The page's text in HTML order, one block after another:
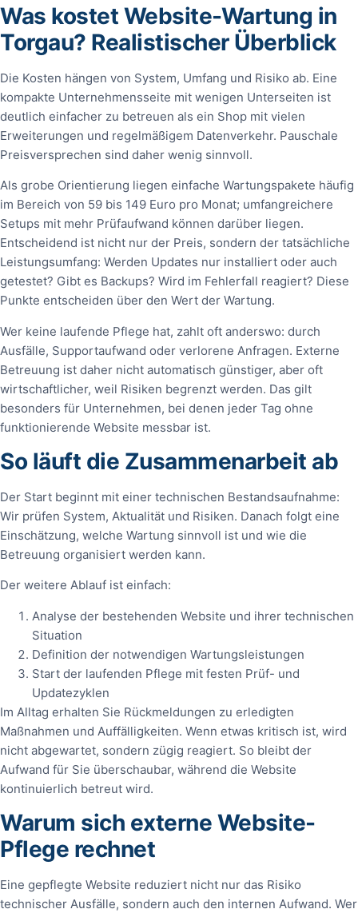
Was kostet Website-Wartung in
Torgau? Realistischer Überblick
Die Kosten hängen von System, Umfang und Risiko ab. Eine
kompakte Unternehmensseite mit wenigen Unterseiten ist
deutlich einfacher zu betreuen als ein Shop mit vielen
Erweiterungen und regelmäßigem Datenverkehr. Pauschale
Preisversprechen sind daher wenig sinnvoll.
Als grobe Orientierung liegen einfache Wartungspakete häufig
im Bereich von 59 bis 149 Euro pro Monat; umfangreichere
Setups mit mehr Prüfaufwand können darüber liegen.
Entscheidend ist nicht nur der Preis, sondern der tatsächliche
Leistungsumfang: Werden Updates nur installiert oder auch
getestet? Gibt es Backups? Wird im Fehlerfall reagiert? Diese
Punkte entscheiden über den Wert der Wartung.
Wer keine laufende Pflege hat, zahlt oft anderswo: durch
Ausfälle, Supportaufwand oder verlorene Anfragen. Externe
Betreuung ist daher nicht automatisch günstiger, aber oft
wirtschaftlicher, weil Risiken begrenzt werden. Das gilt
besonders für Unternehmen, bei denen jeder Tag ohne
funktionierende Website messbar ist.
So läuft die Zusammenarbeit ab
Der Start beginnt mit einer technischen Bestandsaufnahme:
Wir prüfen System, Aktualität und Risiken. Danach folgt eine
Einschätzung, welche Wartung sinnvoll ist und wie die
Betreuung organisiert werden kann.
Der weitere Ablauf ist einfach:
Analyse der bestehenden Website und ihrer technischen
Situation
Definition der notwendigen Wartungsleistungen
Start der laufenden Pflege mit festen Prüf- und
Updatezyklen
Im Alltag erhalten Sie Rückmeldungen zu erledigten
Maßnahmen und Auffälligkeiten. Wenn etwas kritisch ist, wird
nicht abgewartet, sondern zügig reagiert. So bleibt der
Aufwand für Sie überschaubar, während die Website
kontinuierlich betreut wird.
Warum sich externe Website-
Pflege rechnet
Eine gepflegte Website reduziert nicht nur das Risiko
technischer Ausfälle, sondern auch den internen Aufwand. Wer